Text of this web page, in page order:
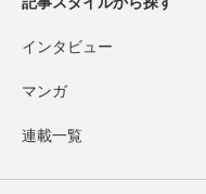
インタビュー
マンガ
連載一覧